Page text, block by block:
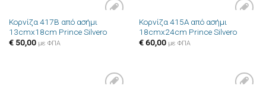
Πρόσθήκη
στην λίστα
Κορνίζα 417B από ασήμι
13cmx18cm Prince Silvero
€50,00 με ΦΠΑ
Πρόσθήκη
στην λίστα
Κορνίζα 415A από ασήμι
18cmx24cm Prince Silvero
€60,00 με ΦΠΑ